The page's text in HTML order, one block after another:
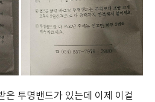
은 투명밴드가 있는데 이제 이걸